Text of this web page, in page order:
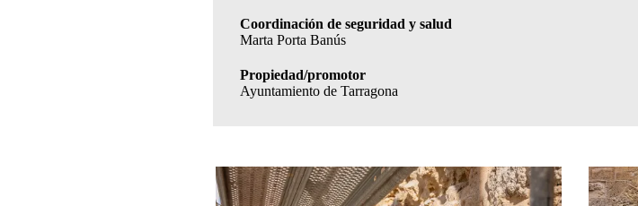
Coordinación de seguridad y salud
Marta Porta Banús
Propiedad/promotor
Ayuntamiento de Tarragona